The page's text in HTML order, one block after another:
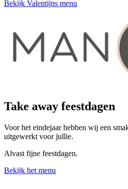
Bekijk Valentijns menu
Take away feestdagen
Voor het eindejaar hebben wij een
uitgewerkt voor jullie.
Alvast fijne feestdagen.
Bekijk het menu